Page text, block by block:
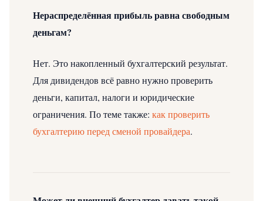
Нераспределённая прибыль равна свободным
деньгам?
Нет. Это накопленный бухгалтерский результат.
Для дивидендов всё равно нужно проверить
деньги, капитал, налоги и юридические
ограничения. По теме также: как проверить
бухгалтерию перед сменой провайдера.